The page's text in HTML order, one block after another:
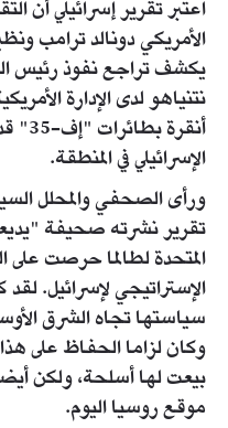
اعتبر تقرير إسرائيلي أن
الأمريكي دونالد ترامب
يكشف تراجع نفوذ رئيس
نتنياهو لدى الإدارة
الإسرائيلي في المنطقة.
ورأى الصحفي والمحلل
تقرير نشرته صحيفة
المتحدة لطالما حرصت على
الإستراتيجي لإسرائيل.
سياستها تجاه الشرق
وكان لزاما الحفاظ على
بيعت لها أسلحة، ولكن
موقع روسيا اليوم.